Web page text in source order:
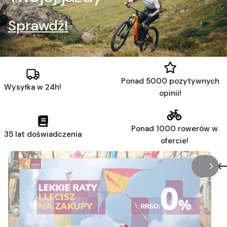
Sprawdź!
Wysyłka w 24h!
Ponad 5000 pozytywnych
opinii!
35 lat doświadczenia
Ponad 1000 rowerów w
ofercie!
/z